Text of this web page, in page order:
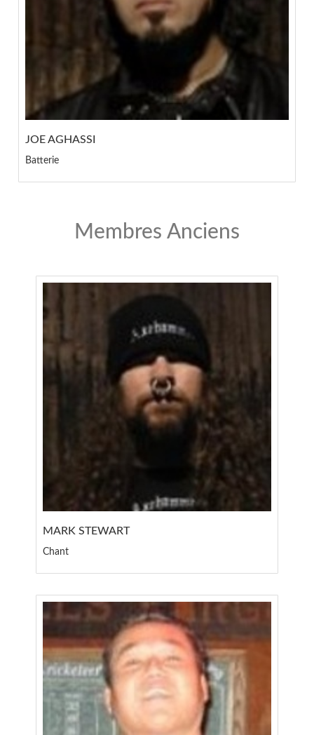
JOE AGHASSI
Batterie
Membres Anciens
MARK STEWART
Chant